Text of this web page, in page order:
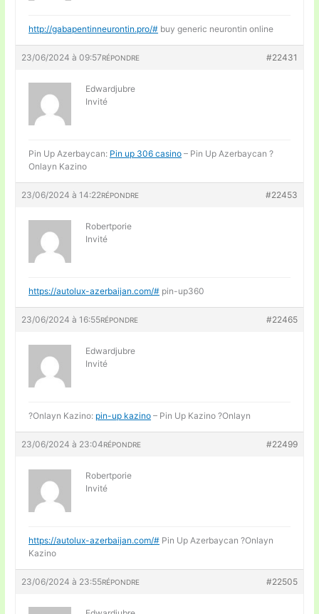
http://gabapentinneurontin.pro/# buy generic neurontin online
23/06/2024 à 09:57 #22431
RÉPONDRE
Edwardjubre
Invité
Pin Up Azerbaycan: Pin up 306 casino – Pin Up Azerbaycan ?
Onlayn Kazino
23/06/2024 à 14:22 #22453
RÉPONDRE
Robertporie
Invité
https://autolux-azerbaijan.com/# pin-up360
23/06/2024 à 16:55 #22465
RÉPONDRE
Edwardjubre
Invité
?Onlayn Kazino: pin-up kazino – Pin Up Kazino ?Onlayn
23/06/2024 à 23:04 #22499
RÉPONDRE
Robertporie
Invité
https://autolux-azerbaijan.com/# Pin Up Azerbaycan ?Onlayn
Kazino
23/06/2024 à 23:55 #22505
RÉPONDRE